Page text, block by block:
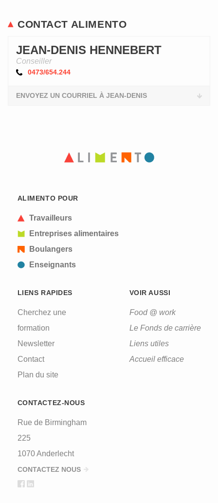
CONTACT ALIMENTO
JEAN-DENIS HENNEBERT
Conseiller
0473/654.244
ENVOYEZ UN COURRIEL À JEAN-DENIS
ALIMENTO POUR
Travailleurs
Entreprises alimentaires
Boulangers
Enseignants
LIENS RAPIDES
Cherchez une
formation
Newsletter
Contact
Plan du site
VOIR AUSSI
Food @ work
Le Fonds de carrière
Liens utiles
Accueil efficace
CONTACTEZ-NOUS
Rue de Birmingham
225
1070 Anderlecht
CONTACTEZ NOUS